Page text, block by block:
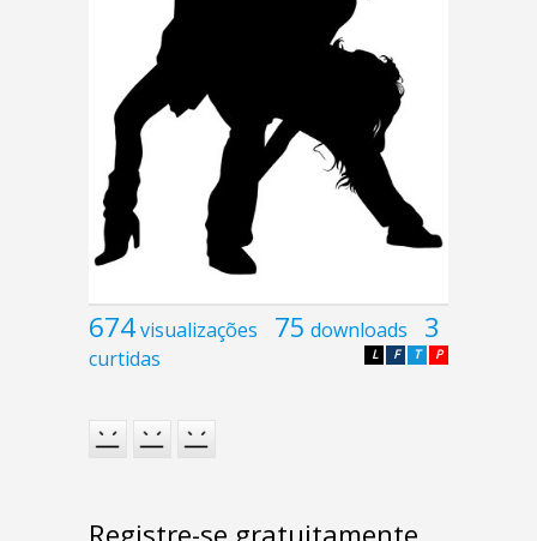
674visualizações 75 downloads 3
curtidas P
T
F
L